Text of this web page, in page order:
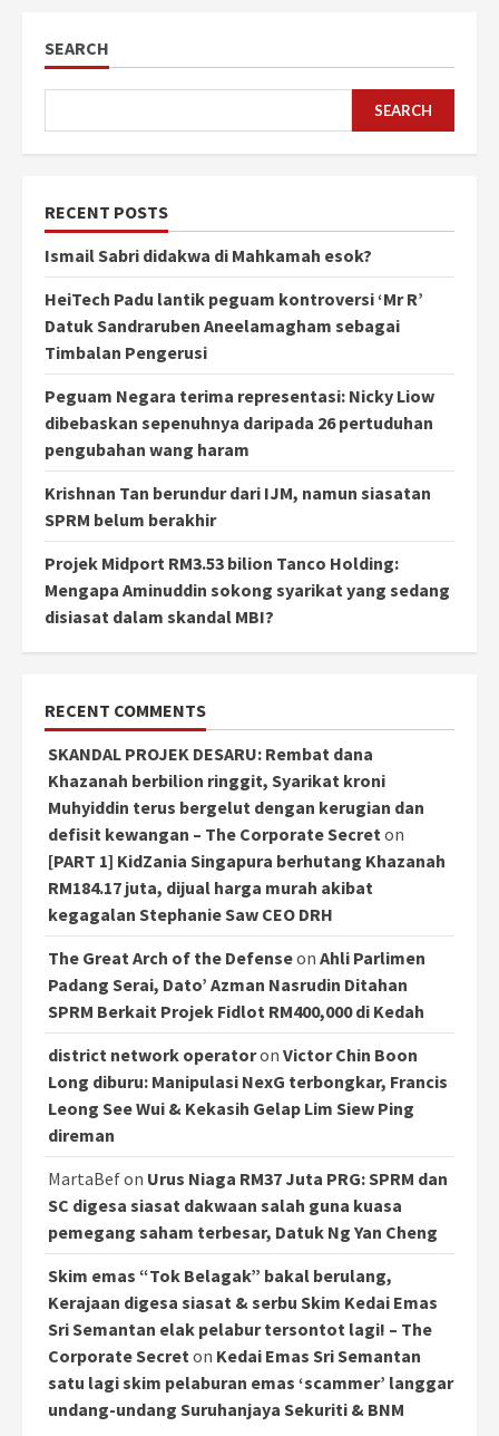
SEARCH
SEARCH
RECENT POSTS
Ismail Sabri didakwa di Mahkamah esok?
HeiTech Padu lantik peguam kontroversi ‘Mr R’
Datuk Sandraruben Aneelamagham sebagai
Timbalan Pengerusi
Peguam Negara terima representasi: Nicky Liow
dibebaskan sepenuhnya daripada 26 pertuduhan
pengubahan wang haram
Krishnan Tan berundur dari IJM, namun siasatan
SPRM belum berakhir
Projek Midport RM3.53 bilion Tanco Holding:
Mengapa Aminuddin sokong syarikat yang sedang
disiasat dalam skandal MBI?
RECENT COMMENTS
SKANDAL PROJEK DESARU: Rembat dana
Khazanah berbilion ringgit, Syarikat kroni
Muhyiddin terus bergelut dengan kerugian dan
defisit kewangan – The Corporate Secreton
[PART 1] KidZania Singapura berhutang Khazanah
RM184.17 juta, dijual harga murah akibat
kegagalan Stephanie Saw CEO DRH
The Great Arch of the Defenseon Ahli Parlimen
Padang Serai, Dato’ Azman Nasrudin Ditahan
SPRM Berkait Projek Fidlot RM400,000 di Kedah
district network operatoron Victor Chin Boon
Long diburu: Manipulasi NexG terbongkar, Francis
Leong See Wui & Kekasih Gelap Lim Siew Ping
direman
MartaBefon Urus Niaga RM37 Juta PRG: SPRM dan
SC digesa siasat dakwaan salah guna kuasa
pemegang saham terbesar, Datuk Ng Yan Cheng
Skim emas “Tok Belagak” bakal berulang,
Kerajaan digesa siasat & serbu Skim Kedai Emas
Sri Semantan elak pelabur tersontot lagi! – The
Corporate Secreton Kedai Emas Sri Semantan
satu lagi skim pelaburan emas ‘scammer’ langgar
undang-undang Suruhanjaya Sekuriti & BNM